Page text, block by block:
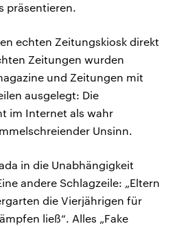
präsentieren.
echten Zeitungskiosk direkt
Zeitungen wurden
und Zeitungen mit
ausgelegt: Die
im Internet als wahr
Unsinn.
in die Unabhängigkeit
andere Schlagzeile: „Eltern
die Vierjährigen für
ließ“. Alles „Fake